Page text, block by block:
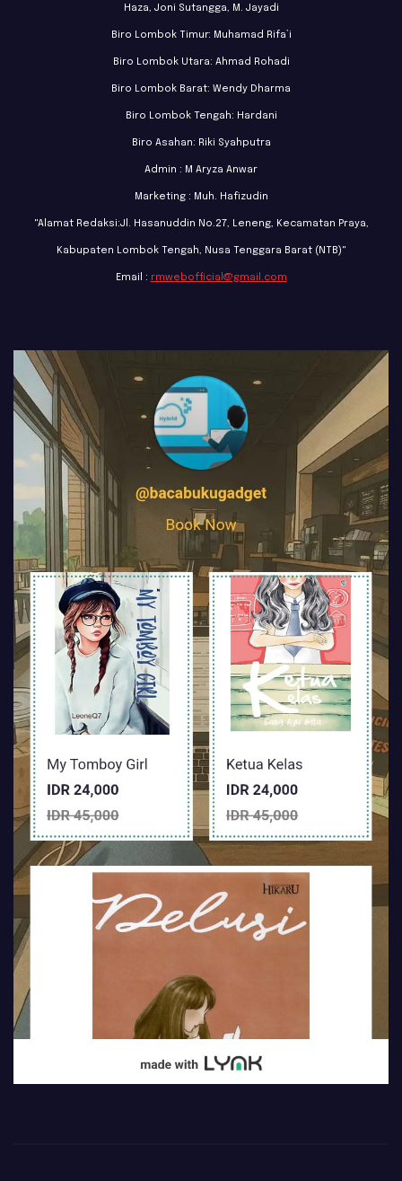
Haza, Joni Sutangga, M. Jayadi
Biro Lombok Timur: Muhamad Rifa’i
Biro Lombok Utara: Ahmad Rohadi
Biro Lombok Barat: Wendy Dharma
Biro Lombok Tengah: Hardani
Biro Asahan: Riki Syahputra
Admin : M Aryza Anwar
Marketing : Muh. Hafizudin
"Alamat Redaksi:Jl. Hasanuddin No.27, Leneng, Kecamatan Praya,
Kabupaten Lombok Tengah, Nusa Tenggara Barat (NTB)"
Email : rmwebofficial@gmail.com